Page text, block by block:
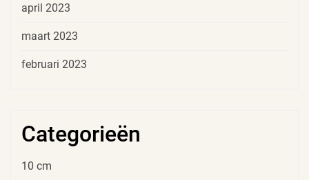
april 2023
maart 2023
februari 2023
Categorieën
10 cm